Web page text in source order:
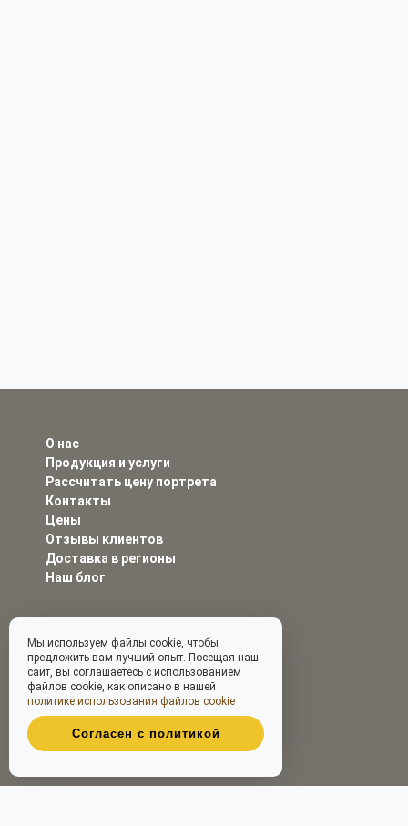
О нас
Продукция и услуги
Рассчитать цену портрета
Контакты
Цены
Отзывы клиентов
Доставка в регионы
Наш блог
Мы используем файлы cookie, чтобы
предложить вам лучший опыт. Посещая наш
сайт, вы соглашаетесь с использованием
файлов cookie, как описано в нашей
политике использования файлов cookie
Согласен с политикой